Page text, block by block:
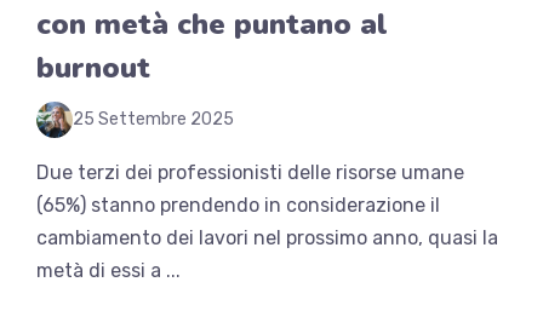
con metà che puntano al
burnout
25 Settembre 2025
Due terzi dei professionisti delle risorse umane
(65%) stanno prendendo in considerazione il
cambiamento dei lavori nel prossimo anno, quasi la
metà di essi a ...